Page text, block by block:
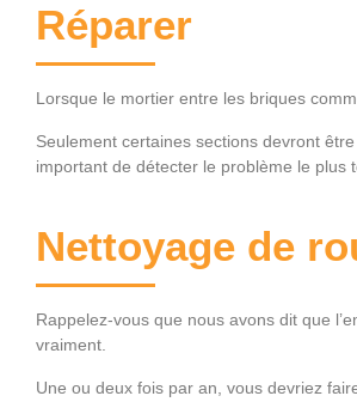
Réparer
Lorsque le mortier entre les briques
Seulement certaines sections devront
important de détecter le problème le plus
Nettoyage de
Rappelez-vous que nous avons dit que
vraiment.
Une ou deux fois par an, vous devriez